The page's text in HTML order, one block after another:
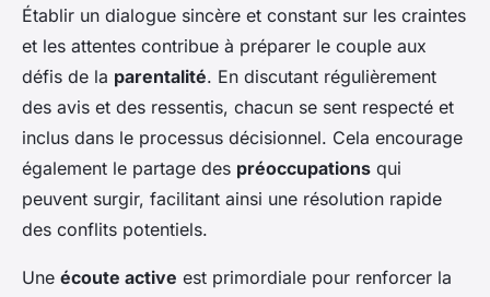
Établir un dialogue sincère et constant sur les craintes
et les attentes contribue à préparer le couple aux
défis de la parentalité. En discutant régulièrement
des avis et des ressentis, chacun se sent respecté et
inclus dans le processus décisionnel. Cela encourage
également le partage des préoccupations qui
peuvent surgir, facilitant ainsi une résolution rapide
des conflits potentiels.
Une écoute active est primordiale pour renforcer la